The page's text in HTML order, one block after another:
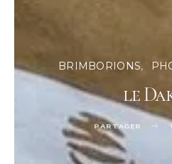
BRIMBORIONS
le
PARTAGER